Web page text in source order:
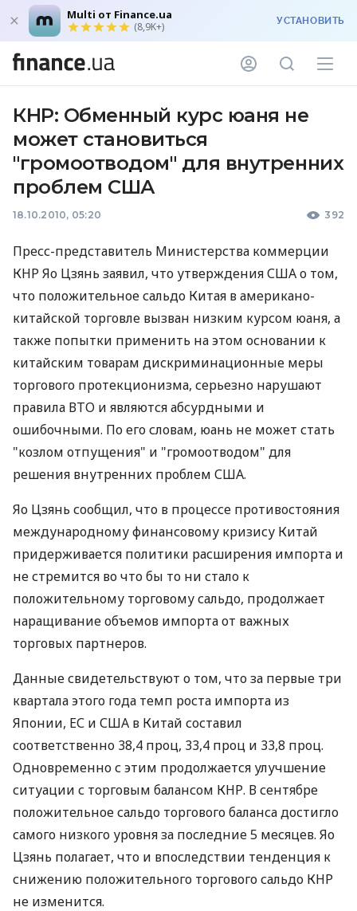
Multi от Finance.ua
(8,9K+) УСТАНОВИТЬ
КНР: Обменный курс юаня не
может становиться
"громоотводом" для внутренних
проблем США
18.10.2010, 05:20 392
Пресс-представитель Министерства коммерции
КНР Яо Цзянь заявил, что утверждения США о том,
что положительное сальдо Китая в американо-
китайской торговле вызван низким курсом юаня, а
также попытки применить на этом основании к
китайским товарам дискриминационные меры
торгового протекционизма, серьезно нарушают
правила ВТО и являются абсурдными и
ошибочными. По его словам, юань не может стать
"козлом отпущения" и "громоотводом" для
решения внутренних проблем США.
Яо Цзянь сообщил, что в процессе противостояния
международному финансовому кризису Китай
придерживается политики расширения импорта и
не стремится во что бы то ни стало к
положительному торговому сальдо, продолжает
наращивание объемов импорта от важных
торговых партнеров.
Данные свидетельствуют о том, что за первые три
квартала этого года темп роста импорта из
Японии, ЕС и США в Китай составил
соответственно 38,4 проц, 33,4 проц и 33,8 проц.
Одновременно с этим продолжается улучшение
ситуации с торговым балансом КНР. В сентябре
положительное сальдо торгового баланса достигло
самого низкого уровня за последние 5 месяцев. Яо
Цзянь полагает, что и впоследствии тенденция к
снижению положительного торгового сальдо КНР
не изменится.